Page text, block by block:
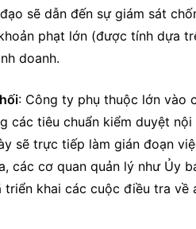
sẽ dẫn đến sự giám sát
phạt lớn (được tính dựa
doanh.
: Công ty phụ thuộc lớn vào
các tiêu chuẩn kiểm duyệt
sẽ trực tiếp làm gián đoạn
các cơ quan quản lý như Ủy
khai các cuộc điều tra về